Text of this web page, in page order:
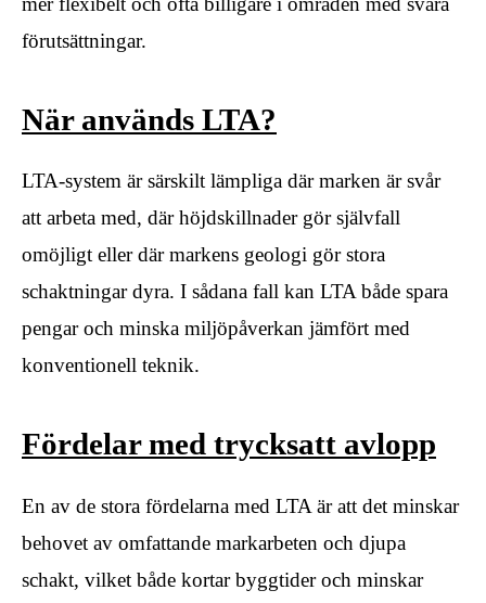
förutsättningar.
När används LTA?
LTA-system är särskilt lämpliga där marken är svår
att arbeta med, där höjdskillnader gör självfall
omöjligt eller där markens geologi gör stora
schaktningar dyra. I sådana fall kan LTA både spara
pengar och minska miljöpåverkan jämfört med
konventionell teknik.
Fördelar med trycksatt avlopp
En av de stora fördelarna med LTA är att det minskar
behovet av omfattande markarbeten och djupa
schakt, vilket både kortar byggtider och minskar